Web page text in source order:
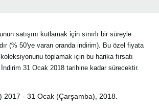
satışını kutlamak için sınırlı bir süreyle
(% 50'ye varan oranda indirim). Bu özel fiyata
toplamak için bu harika fırsatı
İndirim 31 Ocak 2018 tarihine kadar sürecektir.
2017 - 31 Ocak (Çarşamba), 2018.